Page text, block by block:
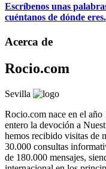
Escríbenos unas
cuéntanos de dónde eres.
Acerca de
Rocio.com
Sevilla
Rocio.com nace en el
entero la devoción a
hemos recibido visitas de
30.000 consultas
de 180.000 mensajes,